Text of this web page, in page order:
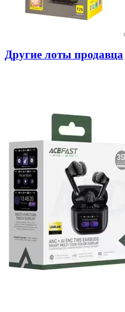
Другие лоты продавца